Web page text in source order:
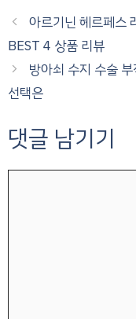
아르기닌 헤르페스
BEST 4 상품 리뷰
방아쇠 수지 수술
선택은
댓글 남기기